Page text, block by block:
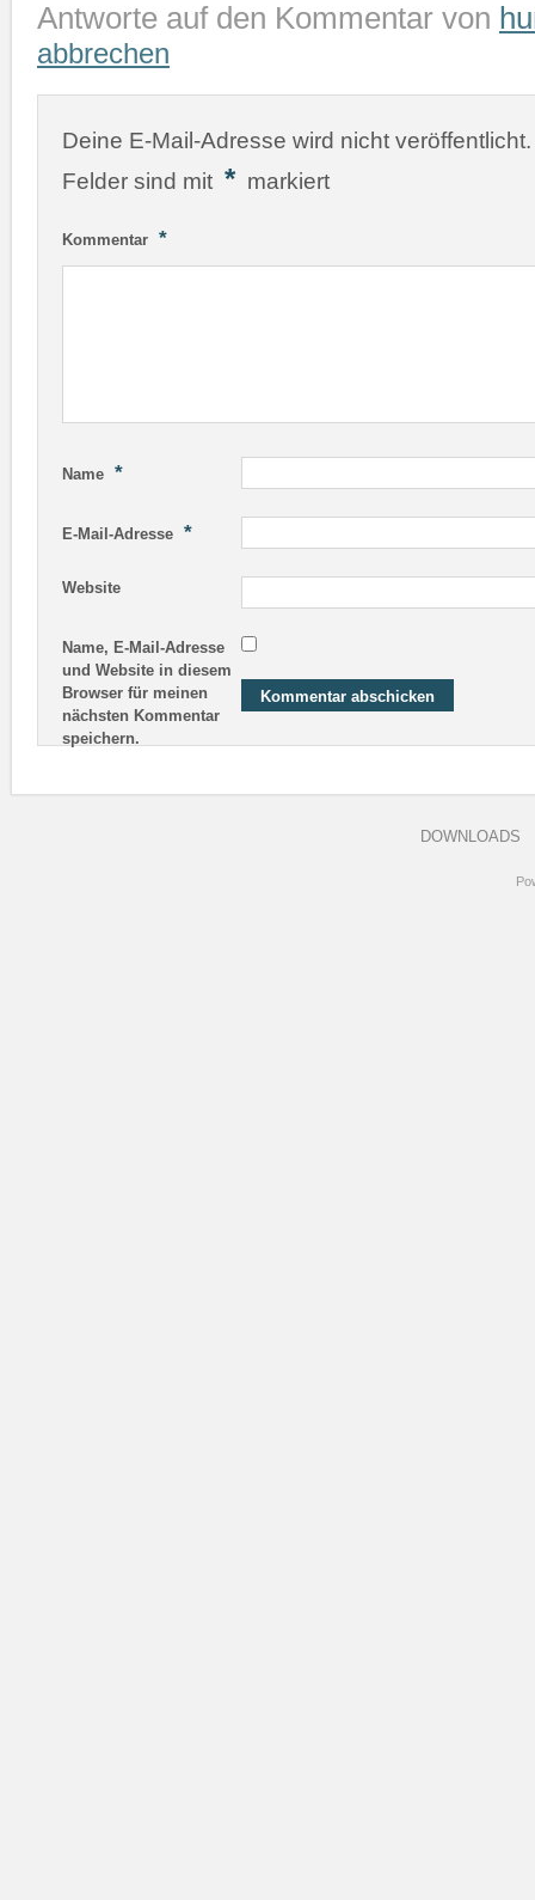
Antworte auf den Kommentar von
abbrechen
Deine E-Mail-Adresse wird nicht veröffentlicht.
Felder sind mit * markiert
Kommentar *
Name *
E-Mail-Adresse *
Website
Name, E-Mail-Adresse
und Website in diesem
Browser für meinen
nächsten Kommentar
speichern.
DOWNLOADS